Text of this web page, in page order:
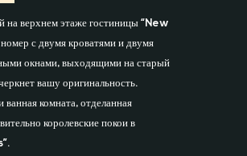
на верхнем этаже гостиницы “New
с двумя кроватями и двумя
окнами, выходящими на старый
вашу оригинальность.
ванная комната, отделанная
королевские покои в